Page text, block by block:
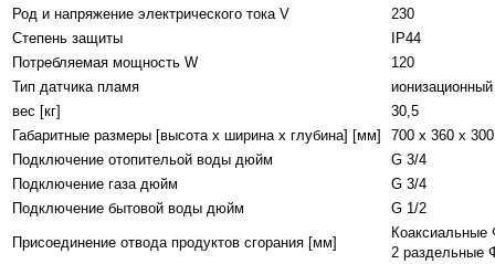
Род и напряжение электрического тока V
230
Степень защиты
IP44
Потребляемая мощность W
120
Тип датчика пламя
ионизационный
вес [кг]
30,5
Габаритные размеры [высота x ширина x глубина] [мм]
700 x 360 x 300
Подключение отопительой воды дюйм
G 3/4
Подключение газа дюйм
G 3/4
Подключение бытовой воды дюйм
G 1/2
Присоединение отвода продуктов сгорания [мм]
2 раздельные